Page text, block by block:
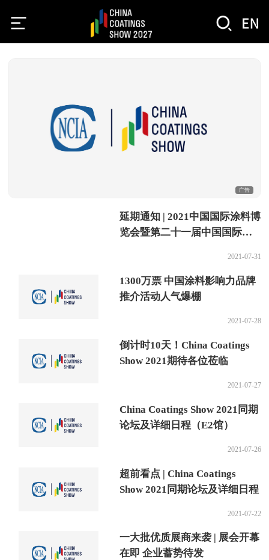
广告
延期通知 | 2021中国国际涂料博
览会暨第二十一届中国国际涂
2021-07-31
1300万票 中国涂料影响力品牌
推介活动人气爆棚
2021-07-28
倒计时10天！China Coatings
Show 2021期待各位莅临
2021-07-27
China Coatings Show 2021同期
论坛及详细日程（E2馆）
2021-07-26
超前看点 | China Coatings
Show 2021同期论坛及详细日程
2021-07-22
一大批优质展商来袭 | 展会开幕
在即 企业蓄势待发